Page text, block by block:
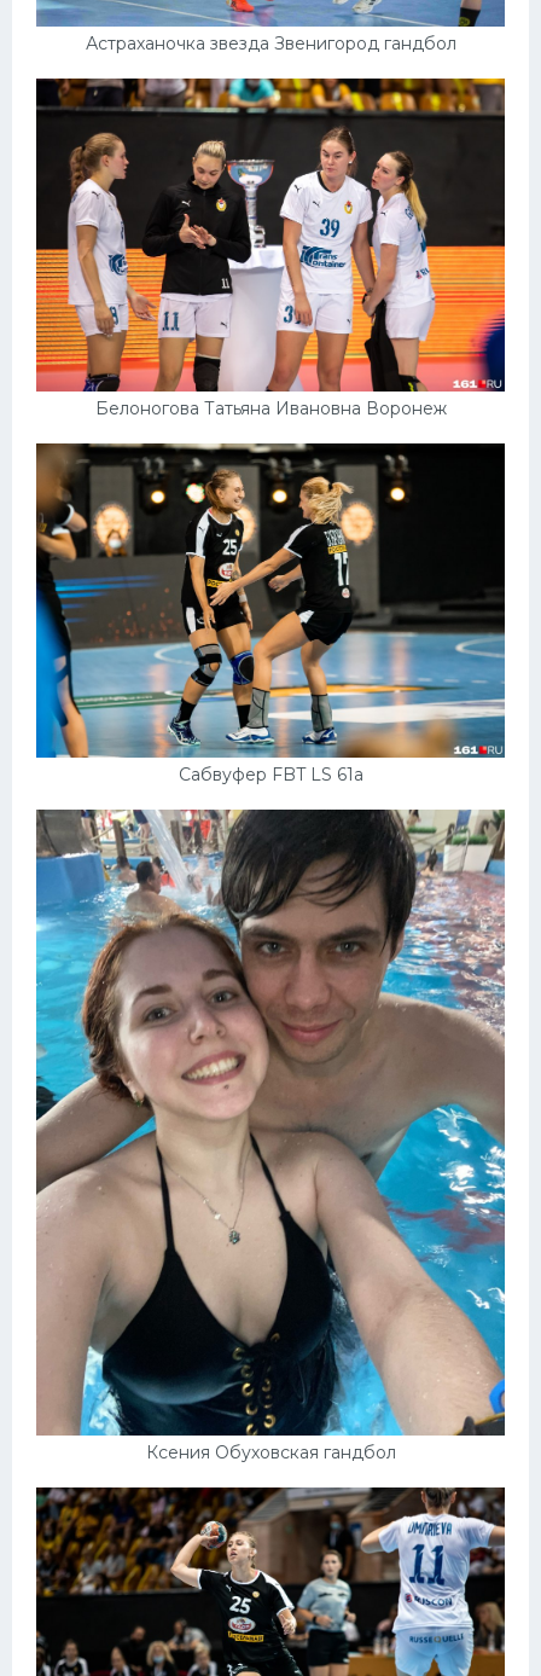
Астраханочка звезда Звенигород гандбол
Белоногова Татьяна Ивановна Воронеж
Сабвуфер FBT LS 61a
Ксения Обуховская гандбол